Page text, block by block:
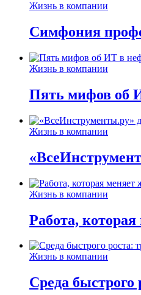
Жизнь в компании
Симфония
Жизнь в компании
Пять мифов об
Жизнь в компании
Жизнь в компании
Работа,
Жизнь в компании
Среда